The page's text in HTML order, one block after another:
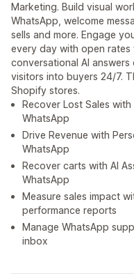
Marketing. Build visual
WhatsApp, welcome
sells and more. Engage
every day with open rates
conversational AI
visitors into buyers 24/7.
Shopify stores.
Recover Lost Sales
WhatsApp
Drive Revenue with
WhatsApp
Recover carts with AI
WhatsApp
Measure sales impact
performance reports
Manage WhatsApp
inbox